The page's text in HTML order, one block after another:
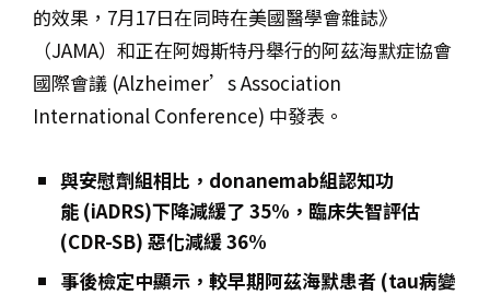
的效果，7月17日在同時在美國醫學會雜誌》
（JAMA）和正在阿姆斯特丹舉行的阿茲海默症協會
國際會議 (Alzheimer’s Association
International Conference) 中發表。
與安慰劑組相比，donanemab組認知功
能 (iADRS)下降減緩了 35%，臨床失智評估
(CDR-SB) 惡化減緩 36%
事後檢定中顯示，較早期阿茲海默患者 (tau病變